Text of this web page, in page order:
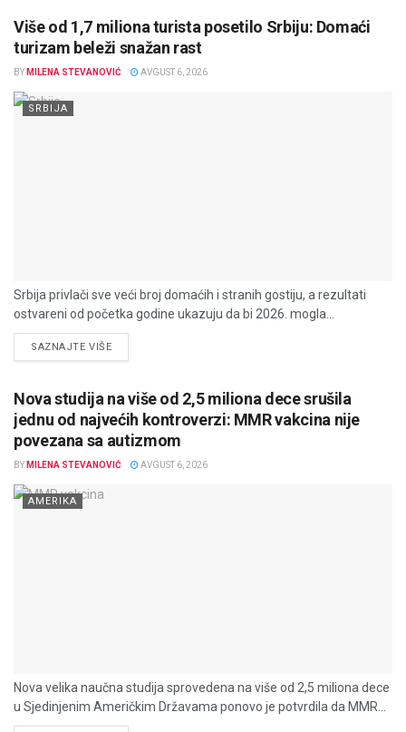
Više od 1,7 miliona turista posetilo Srbiju: Domaći
turizam beleži snažan rast
BY MILENA STEVANOVIĆ AVGUST 6, 2026
SRBIJA
Srbija privlači sve veći broj domaćih i stranih gostiju, a rezultati
ostvareni od početka godine ukazuju da bi 2026. mogla...
SAZNAJTE VIŠEDETAILS
Nova studija na više od 2,5 miliona dece srušila
jednu od najvećih kontroverzi: MMR vakcina nije
povezana sa autizmom
BY MILENA STEVANOVIĆ AVGUST 6, 2026
AMERIKA
Nova velika naučna studija sprovedena na više od 2,5 miliona dece
u Sjedinjenim Američkim Državama ponovo je potvrdila da MMR...